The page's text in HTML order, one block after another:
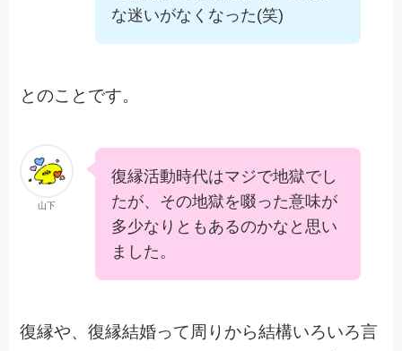
な迷いがなくなった(笑)
とのことです。
山下
復縁活動時代はマジで地獄でし
たが、その地獄を啜った意味が
多少なりともあるのかなと思い
ました。
復縁や、復縁結婚って周りから結構いろいろ言